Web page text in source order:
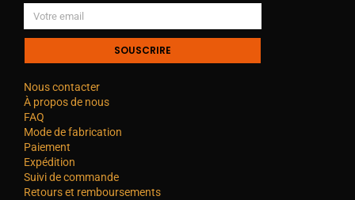
SOUSCRIRE
Nous contacter
À propos de nous
FAQ
Mode de fabrication
Paiement
Expédition
Suivi de commande
Retours et remboursements